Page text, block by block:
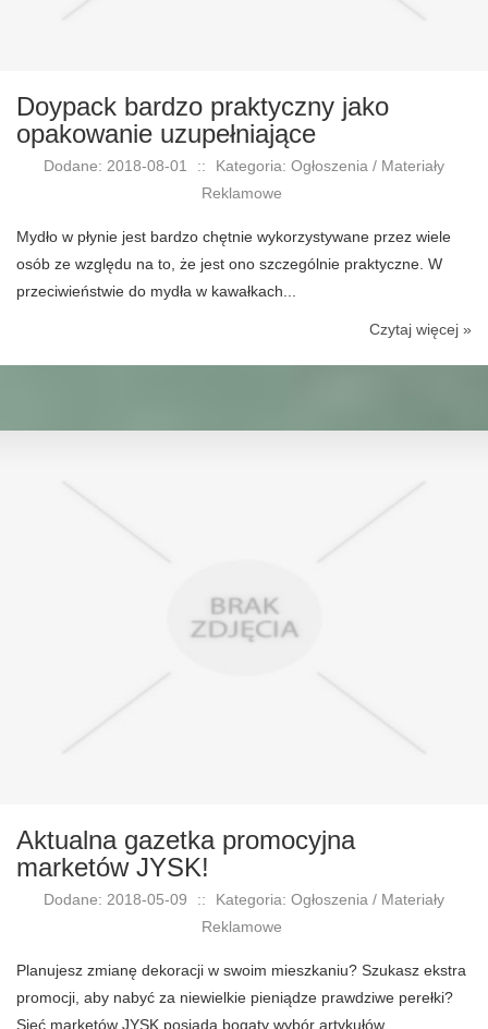
Doypack bardzo praktyczny jako
opakowanie uzupełniające
Dodane: 2018-08-01 ::
Kategoria: Ogłoszenia / Materiały
Reklamowe
Mydło w płynie jest bardzo chętnie wykorzystywane przez wiele
osób ze względu na to, że jest ono szczególnie praktyczne. W
przeciwieństwie do mydła w kawałkach...
Czytaj więcej »
Aktualna gazetka promocyjna
marketów JYSK!
Dodane: 2018-05-09 ::
Kategoria: Ogłoszenia / Materiały
Reklamowe
Planujesz zmianę dekoracji w swoim mieszkaniu? Szukasz ekstra
promocji, aby nabyć za niewielkie pieniądze prawdziwe perełki?
Sieć marketów JYSK posiada bogaty wybór artykułów